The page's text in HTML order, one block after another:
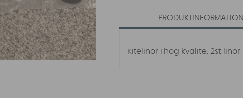
PRODUKTINFORMATION
Kitelinor i hög kvalite. 2st